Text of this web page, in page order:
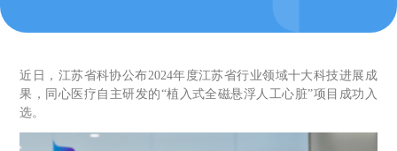
近日，江苏省科协公布2024年度江苏省行业领域十大科技进展成
果， 同心医疗自主研发的“植入式全磁悬浮人工心脏”项目成功入
选。